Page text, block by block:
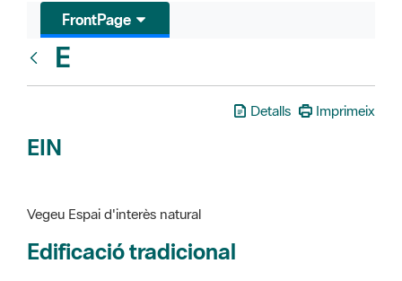
FrontPage
E
Detalls Imprimeix
EIN
Vegeu Espai d'interès natural
Edificació tradicional